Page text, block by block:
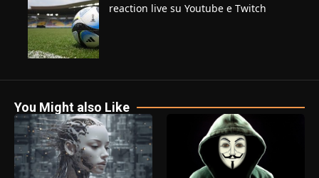
reaction live su Youtube e Twitch
You Might also Like